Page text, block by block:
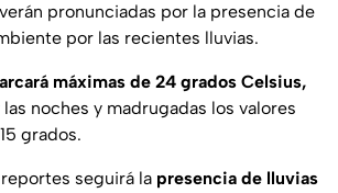
pronunciadas por la presencia de
por las recientes lluvias.
máximas de 24 grados Celsius,
noches y madrugadas los valores
grados.
seguirá la presencia de lluvias